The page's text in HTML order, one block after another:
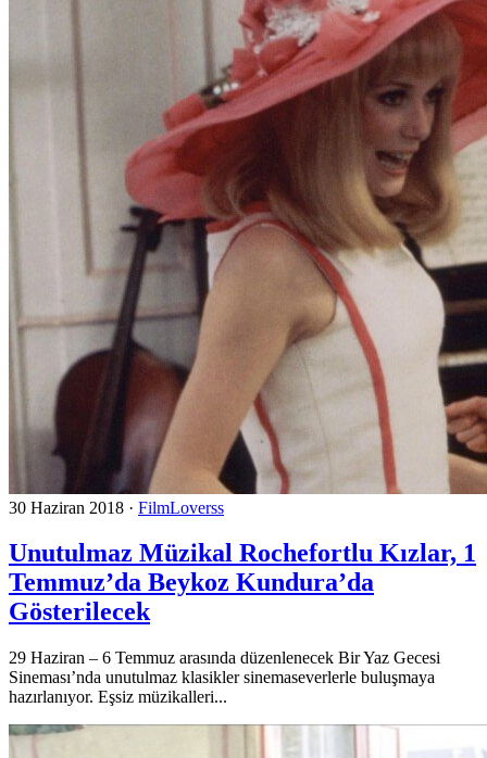
30 Haziran 2018 · FilmLoverss
Unutulmaz Müzikal Rochefortlu Kızlar, 1
Temmuz’da Beykoz Kundura’da
Gösterilecek
29 Haziran – 6 Temmuz arasında düzenlenecek Bir Yaz Gecesi
Sineması’nda unutulmaz klasikler sinemaseverlerle buluşmaya
hazırlanıyor. Eşsiz müzikalleri...